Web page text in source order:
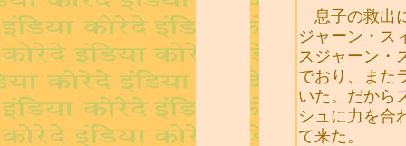
息子の救出
ジャーン・ス
スジャーン・
でおり、また
いた。だから
シュに力を合
て来た。